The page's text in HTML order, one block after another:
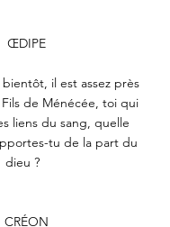
ŒDIPE
il est assez près
de Ménécée, toi qui
liens du sang, quelle
tu de la part du
dieu ?
CRÉON